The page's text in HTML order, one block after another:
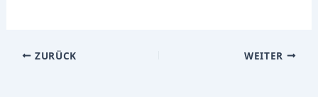
ZURÜCK WEITER